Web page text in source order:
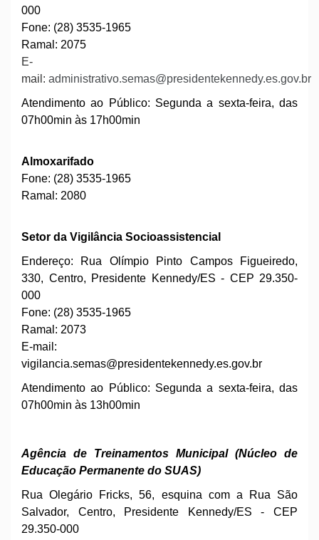
000
Fone: (28) 3535-1965
Ramal: 2075
E-
mail: administrativo.semas@presidentekennedy.es.gov.br
Atendimento ao Público: Segunda a sexta-feira, das
07h00min às 17h00min
Almoxarifado
Fone: (28) 3535-1965
Ramal: 2080
Setor da Vigilância Socioassistencial
Endereço: Rua Olímpio Pinto Campos Figueiredo,
330, Centro, Presidente Kennedy/ES - CEP 29.350-
000
Fone: (28) 3535-1965
Ramal: 2073
E-mail:
vigilancia.semas@presidentekennedy.es.gov.br
Atendimento ao Público: Segunda a sexta-feira, das
07h00min às 13h00min
Agência de Treinamentos Municipal (Núcleo de
Educação Permanente do SUAS)
Rua Olegário Fricks, 56, esquina com a Rua São
Salvador, Centro, Presidente Kennedy/ES - CEP
29.350-000